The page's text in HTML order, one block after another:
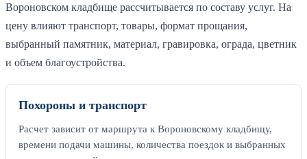
Вороновском кладбище рассчитывается по составу услуг. На
цену влияют транспорт, товары, формат прощания,
выбранный памятник, материал, гравировка, ограда, цветник
и объем благоустройства.
Похороны и транспорт
Расчет зависит от маршрута к Вороновскому кладбищу,
времени подачи машины, количества поездок и выбранных